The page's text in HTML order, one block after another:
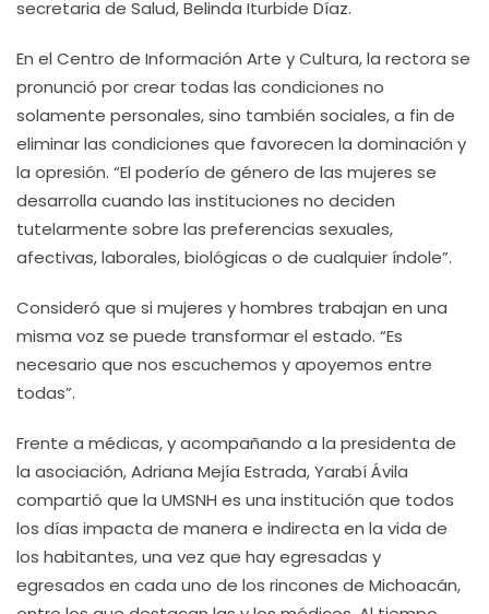
secretaria de Salud, Belinda Iturbide Díaz.
En el Centro de Información Arte y Cultura, la rectora se
pronunció por crear todas las condiciones no
solamente personales, sino también sociales, a fin de
eliminar las condiciones que favorecen la dominación y
la opresión. “El poderío de género de las mujeres se
desarrolla cuando las instituciones no deciden
tutelarmente sobre las preferencias sexuales,
afectivas, laborales, biológicas o de cualquier índole”.
Consideró que si mujeres y hombres trabajan en una
misma voz se puede transformar el estado. “Es
necesario que nos escuchemos y apoyemos entre
todas”.
Frente a médicas, y acompañando a la presidenta de
la asociación, Adriana Mejía Estrada, Yarabí Ávila
compartió que la UMSNH es una institución que todos
los días impacta de manera e indirecta en la vida de
los habitantes, una vez que hay egresadas y
egresados en cada uno de los rincones de Michoacán,